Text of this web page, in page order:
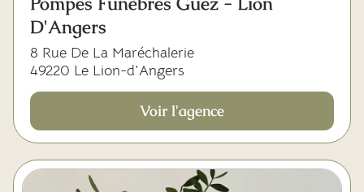
D'Angers
8 Rue De La Maréchalerie
49220 Le Lion-d'Angers
Voir l'agence